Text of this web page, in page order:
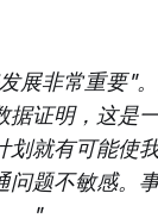
展非常重要"
证明，这是
就有可能使
题不敏感。